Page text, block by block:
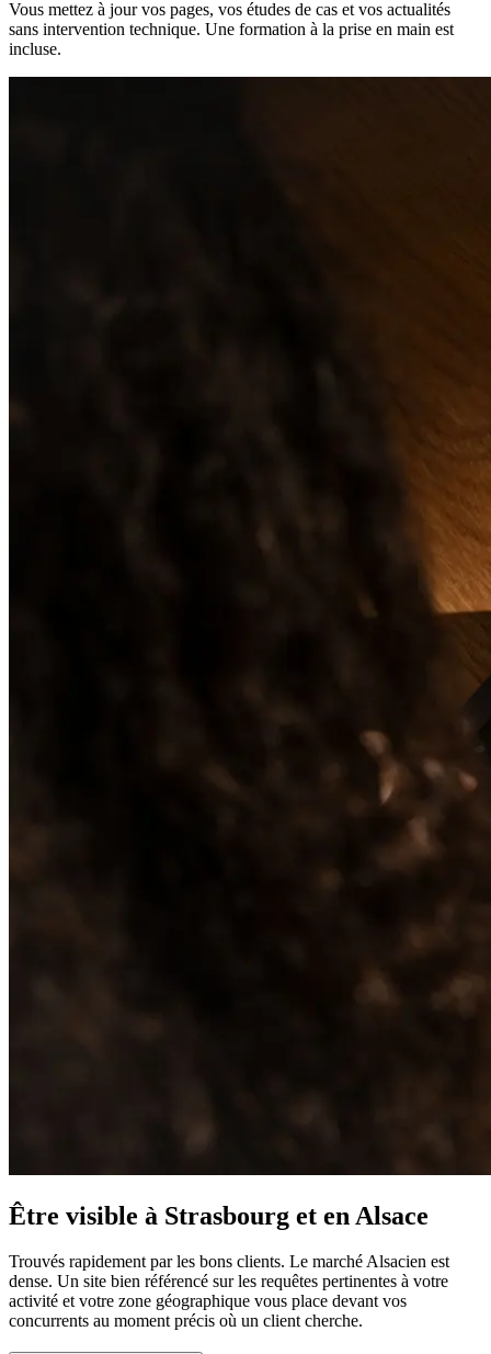
Vous mettez à jour vos pages, vos études de cas et vos actualités
sans intervention technique. Une formation à la prise en main est
incluse.
Être visible à Strasbourg et en Alsace
Trouvés rapidement par les bons clients. Le marché Alsacien est
dense. Un site bien référencé sur les requêtes pertinentes à votre
activité et votre zone géographique vous place devant vos
concurrents au moment précis où un client cherche.